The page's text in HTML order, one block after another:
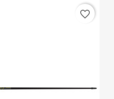
favorite_border